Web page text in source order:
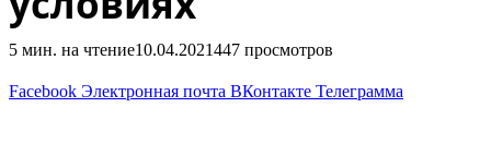
5 мин. на чтение10.04.2021447 просмотров
Facebook Электронная почта ВКонтакте Телеграмма